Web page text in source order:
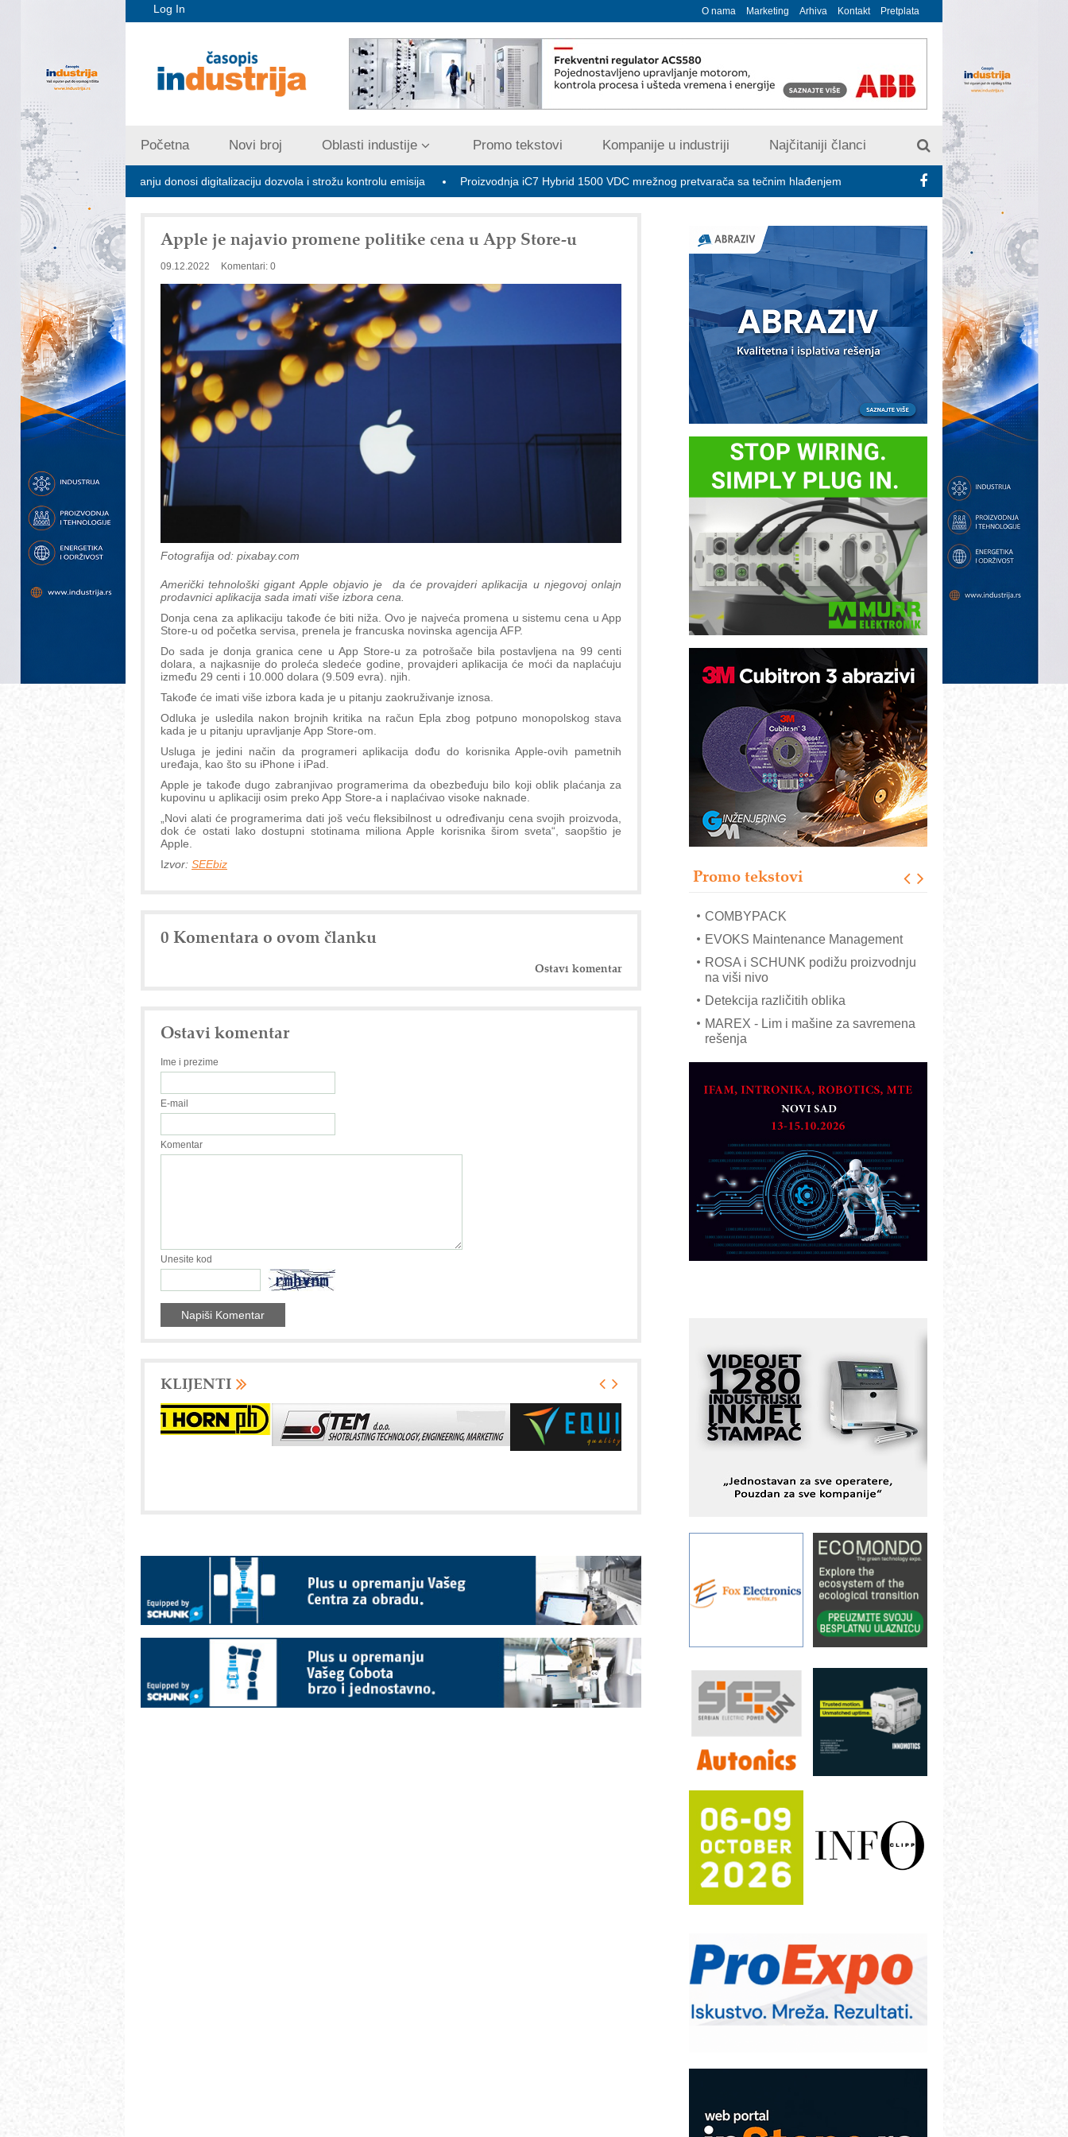
Log In O nama Marketing Arhiva Kontakt Pretplata
Početna Novi broj Oblasti industije Promo tekstovi Kompanije u industriji Najčitaniji članci
zagađivanju donosi digitalizaciju dozvola i strožu kontrolu emisija Proizvodnja iC7 Hybrid 1500 VDC mrežnog pretvarača sa tečnim hlađenjem Minimalac 2027: Sindikati traže veće povećanje
Apple je najavio promene politike cena u App Store-u
09.12.2022 Komentari: 0
Fotografija od: pixabay.com
Američki tehnološki gigant Apple objavio je da će provajderi aplikacija u njegovoj onlajn
prodavnici aplikacija sada imati više izbora cena.
Donja cena za aplikaciju takođe će biti niža. Ovo je najveća promena u sistemu cena u App
Store-u od početka servisa, prenela je francuska novinska agencija AFP.
Do sada je donja granica cene u App Store-u za potrošače bila postavljena na 99 centi
dolara, a najkasnije do proleća sledeće godine, provajderi aplikacija će moći da naplaćuju
između 29 centi i 10.000 dolara (9.509 evra). njih.
Takođe će imati više izbora kada je u pitanju zaokruživanje iznosa.
Odluka je usledila nakon brojnih kritika na račun Epla zbog potpuno monopolskog stava
kada je u pitanju upravljanje App Store-om.
Usluga je jedini način da programeri aplikacija dođu do korisnika Apple-ovih pametnih
uređaja, kao što su iPhone i iPad.
Apple je takođe dugo zabranjivao programerima da obezbeđuju bilo koji oblik plaćanja za
kupovinu u aplikaciji osim preko App Store-a i naplaćivao visoke naknade.
„Novi alati će programerima dati još veću fleksibilnost u određivanju cena svojih proizvoda,
dok će ostati lako dostupni stotinama miliona Apple korisnika širom sveta“, saopštio je
Apple.
Izvor: SEEbiz
0 Komentara o ovom članku
Ostavi komentar
Ostavi komentar
Ime i prezime
E-mail
Komentar
Unesite kod
KLIJENTI
Promo tekstovi
Bezbednost na prvom mestu!
IB BLUMENAUER - više od 40 godina
poverenja u industriji
RMQ-TITAN ADVANCED INDICATOR
– Pametna signalizacija za efikasnije
upravljanje mašinama
Sigurnije ispitivanje transformatora u
solarnim elektranama i vetroparkovima
Pranje točkova na gradilištu- standard
modernog i odgovornog građenja
mrežnog pretvarača sa tečnim
COMBYPACK
EVOKS Maintenance Management
ROSA i SCHUNK podižu proizvodnju
na viši nivo
Detekcija različitih oblika
MAREX - Lim i mašine za savremena
rešenja
Marcom-plast d.o.o.- vaš pouzdan
CTO - Prilagodite svoju toplinsku
PLC AKYTEC
AUKOM: Svetski standard metrologije
dostupan u Srbiji
MOTOMAN – NEXT-Robotika vođena
veštačkom inteligencijom
I.SAFE MOBILE revolucioniše
savremene industrijske i logističke
objekte
Alba d.o.o. – 35 godina preciznosti u
metrologiji i pametnim dozirnim
rešenjima
IBeRTIM - oprema za ispitivanje
STAUFF – Komponente koje
povećavaju pouzdanost hidrauličkih
YAMADA pumpe – japanska
pouzdanost u transferu fluida
Filtration Group Industrial – Napredna
rešenja za filtraciju u hidrauličkim i
procesnim sistemima
RILINEX kompanije Rittal
automatizaciju
Efikasno upravljanje energijom
Automatizacija pakovanja · Display
Potpuna efikasnost bez složenih
sistema
Trajna oznaka kao dugoročna korist
Bezbednost na prvom mestu!
IB BLUMENAUER - više od 40 godina
poverenja u industriji
RMQ-TITAN ADVANCED INDICATOR
upravljanje mašinama
solarnim elektranama i vetroparkovima
Pranje točkova na gradilištu- standard
modernog i odgovornog građenja
Proizvodnja iC7 Hybrid 1500 VDC
mrežnog pretvarača sa tečnim
ROSA i SCHUNK podižu proizvodnju
na viši nivo